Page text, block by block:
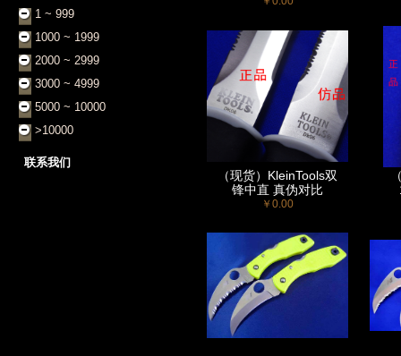
1 ~ 999
1000 ~ 1999
2000 ~ 2999
3000 ~ 4999
5000 ~ 10000
>10000
联系我们
（现货）KleinTools双
锋中直 真伪对比
￥0.00